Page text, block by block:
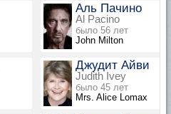
Аль Пачино
Al Pacino
было 56 лет
John Milton
Джудит Айви
Judith Ivey
было 45 лет
Mrs. Alice Lomax